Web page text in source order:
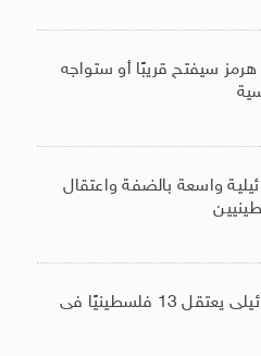
سيفتح قريبًا أو ستواجه
واسعة بالضفة واعتقال
الاحتلال الإسرائيلى يعتقل 13 فلسطينيًا فى